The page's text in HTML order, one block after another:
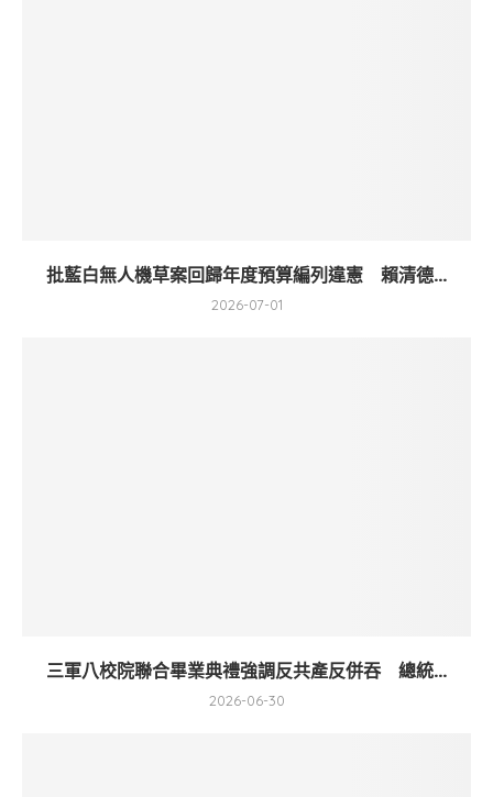
批藍白無人機草案回歸年度預算編列違憲 賴清德...
2026-07-01
三軍八校院聯合畢業典禮強調反共產反併吞 總統...
2026-06-30